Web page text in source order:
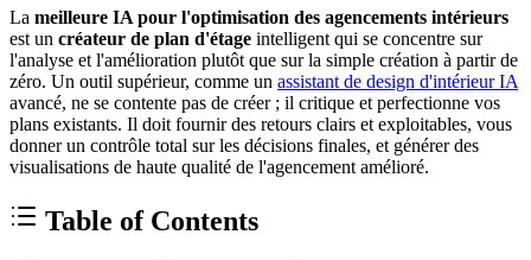
La meilleure IA pour l'optimisation des agencements intérieurs
est un créateur de plan d'étage intelligent qui se concentre sur
l'analyse et l'amélioration plutôt que sur la simple création à partir de
zéro. Un outil supérieur, comme un assistant de design d'intérieur IA
avancé, ne se contente pas de créer ; il critique et perfectionne vos
plans existants. Il doit fournir des retours clairs et exploitables, vous
donner un contrôle total sur les décisions finales, et générer des
visualisations de haute qualité de l'agencement amélioré.
Table of Contents